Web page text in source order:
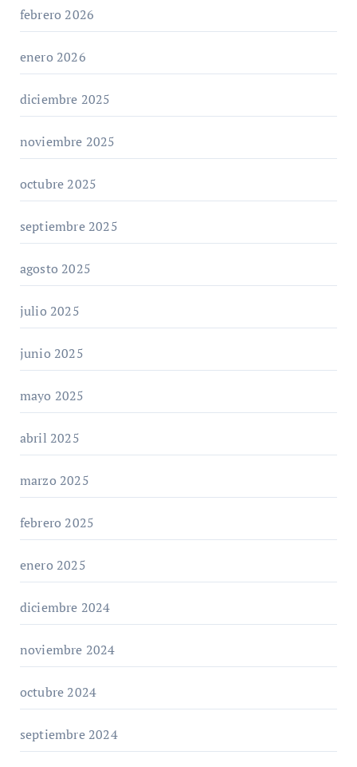
febrero 2026
enero 2026
diciembre 2025
noviembre 2025
octubre 2025
septiembre 2025
agosto 2025
julio 2025
junio 2025
mayo 2025
abril 2025
marzo 2025
febrero 2025
enero 2025
diciembre 2024
noviembre 2024
octubre 2024
septiembre 2024